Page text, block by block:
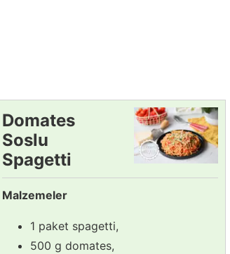
Domates
Soslu
Spagetti
Tarifi
Malzemeler
1 paket spagetti,
500 g domates,